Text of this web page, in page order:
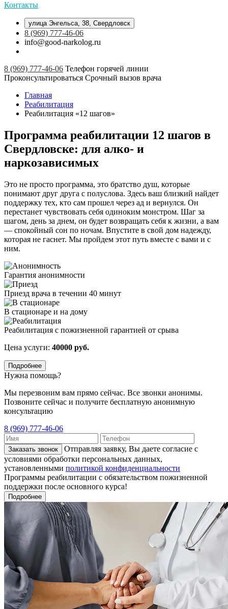
Контакты
улица Энгельса, 38, Свердловск
8 (969) 777-46-06
info@good-narkolog.ru
8 (969) 777-46-06 Телефон горячей линии
Проконсультироваться Срочный вызов врача
Главная
Реабилитация
Реабилитация «12 шагов»
Программа реабилитации 12 шагов в
Свердловске: для алко- и
наркозависимых
Это не просто программа, это братство душ, которые
понимают друг друга с полуслова. Здесь ваш близкий найдет
поддержку тех, кто сам прошел через ад и вернулся. Он
перестанет чувствовать себя одиноким монстром. Шаг за
шагом, день за днем, он будет возвращать себя к жизни, а вам
— спокойный сон по ночам. Впустите в свой дом надежду,
которая не гаснет. Мы пройдем этот путь вместе с вами и с
ним.
Гарантия анонимности
Приезд врача в течении 40 минут
В стационаре и на дому
Реабилитация с пожизненной гарантией от срыва
Цена услуги: 40000 руб.
Подробнее
Нужна помощь?
Мы перезвоним вам прямо сейчас. Все звонки анонимы.
Позвоните сейчас и получите бесплатную анонимную
консультацию
8 (969) 777-46-06
Заказать звонок
Отправляя заявку, Вы даете согласие с
условиями обработки персональных данных,
установленными политикой конфиденциальности
Программы реабилитации с обязательством пожизненной
поддержки после основного курса!
Подробнее